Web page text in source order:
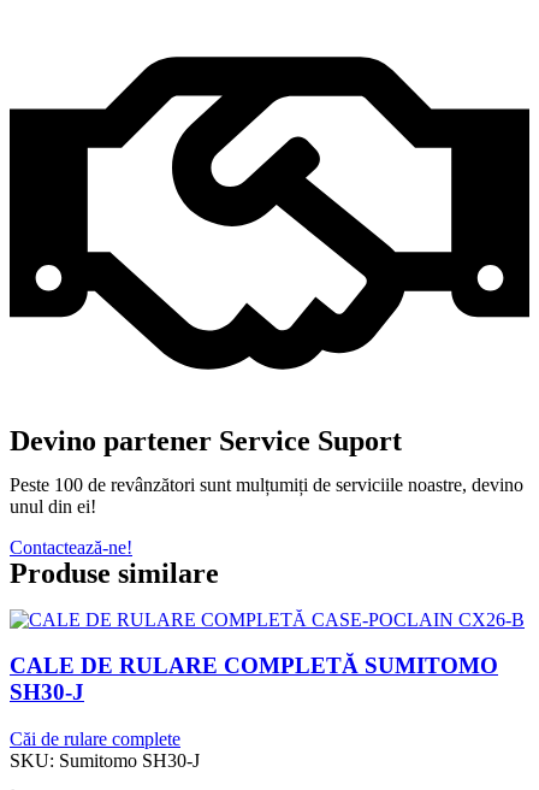
Devino partener Service Suport
Peste 100 de revânzători sunt mulțumiți de serviciile noastre, devino
unul din ei!
Contactează-ne!
Produse similare
CALE DE RULARE COMPLETĂ SUMITOMO
SH30-J
Căi de rulare complete
SKU: Sumitomo SH30-J